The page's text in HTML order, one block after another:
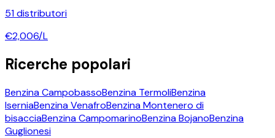
51distributori
€2,006/L
Ricerche popolari
BenzinaCampobassoBenzina TermoliBenzina
IserniaBenzinaVenafroBenzinaMontenero di
bisacciaBenzinaCampomarinoBenzinaBojanoBenzina
Guglionesi